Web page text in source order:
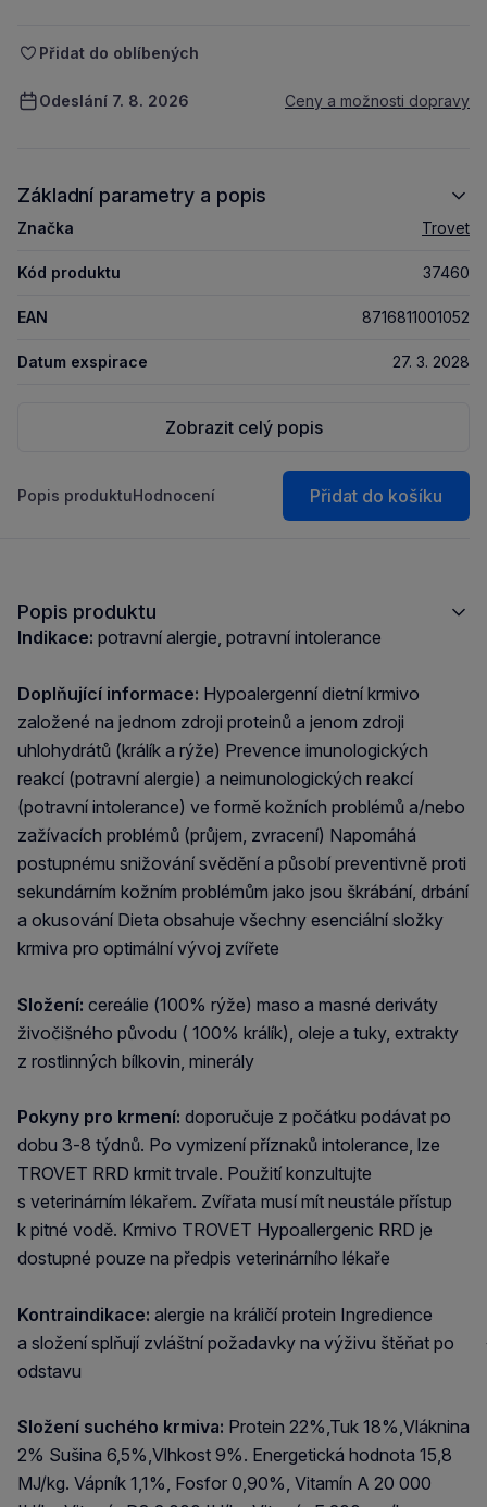
Přidat do oblíbených
Odeslání 7. 8. 2026 Ceny a možnosti dopravy
Základní parametry a popis
Značka Trovet
Kód produktu 37460
EAN 8716811001052
Datum exspirace 27. 3. 2028
Zobrazit celý popis
Popis produktuHodnocení Přidat do košíku
Popis produktu
Indikace: potravní alergie, potravní intolerance
Doplňující informace: Hypoalergenní dietní krmivo
založené na jednom zdroji proteinů a jenom zdroji
uhlohydrátů (králík a rýže) Prevence imunologických
reakcí (potravní alergie) a neimunologických reakcí
(potravní intolerance) ve formě kožních problémů a/nebo
zažívacích problémů (průjem, zvracení) Napomáhá
postupnému snižování svědění a působí preventivně proti
sekundárním kožním problémům jako jsou škrábání, drbání
a okusování Dieta obsahuje všechny esenciální složky
krmiva pro optimální vývoj zvířete
Složení: cereálie (100% rýže) maso a masné deriváty
živočišného původu ( 100% králík), oleje a tuky, extrakty
z rostlinných bílkovin, minerály
Pokyny pro krmení: doporučuje z počátku podávat po
dobu 3-8 týdnů. Po vymizení příznaků intolerance, lze
TROVET RRD krmit trvale. Použití konzultujte
s veterinárním lékařem. Zvířata musí mít neustále přístup
k pitné vodě. Krmivo TROVET Hypoallergenic RRD je
dostupné pouze na předpis veterinárního lékaře
Kontraindikace: alergie na králičí protein Ingredience
a složení splňují zvláštní požadavky na výživu štěňat po
odstavu
Složení suchého krmiva: Protein 22%,Tuk 18%,Vláknina
2% Sušina 6,5%,Vlhkost 9%. Energetická hodnota 15,8
MJ/kg. Vápník 1,1%, Fosfor 0,90%, Vitamín A 20 000